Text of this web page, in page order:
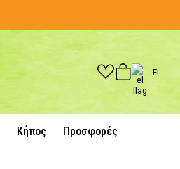
EL
Κήπος Προσφορές